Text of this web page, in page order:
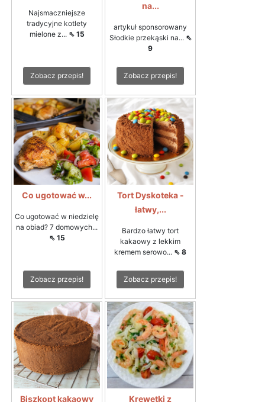
Najsmaczniejsze
tradycyjne kotlety
mielone z... ⇖ 15
Zobacz przepis!
na...
artykuł sponsorowany
Słodkie przekąski na... ⇖
9
Zobacz przepis!
Co ugotować w...
Co ugotować w niedzielę
na obiad? 7 domowych...
⇖ 15
Zobacz przepis!
Tort Dyskoteka -
łatwy,...
Bardzo łatwy tort
kakaowy z lekkim
kremem serowo... ⇖ 8
Zobacz przepis!
Biszkopt kakaowy Krewetki z